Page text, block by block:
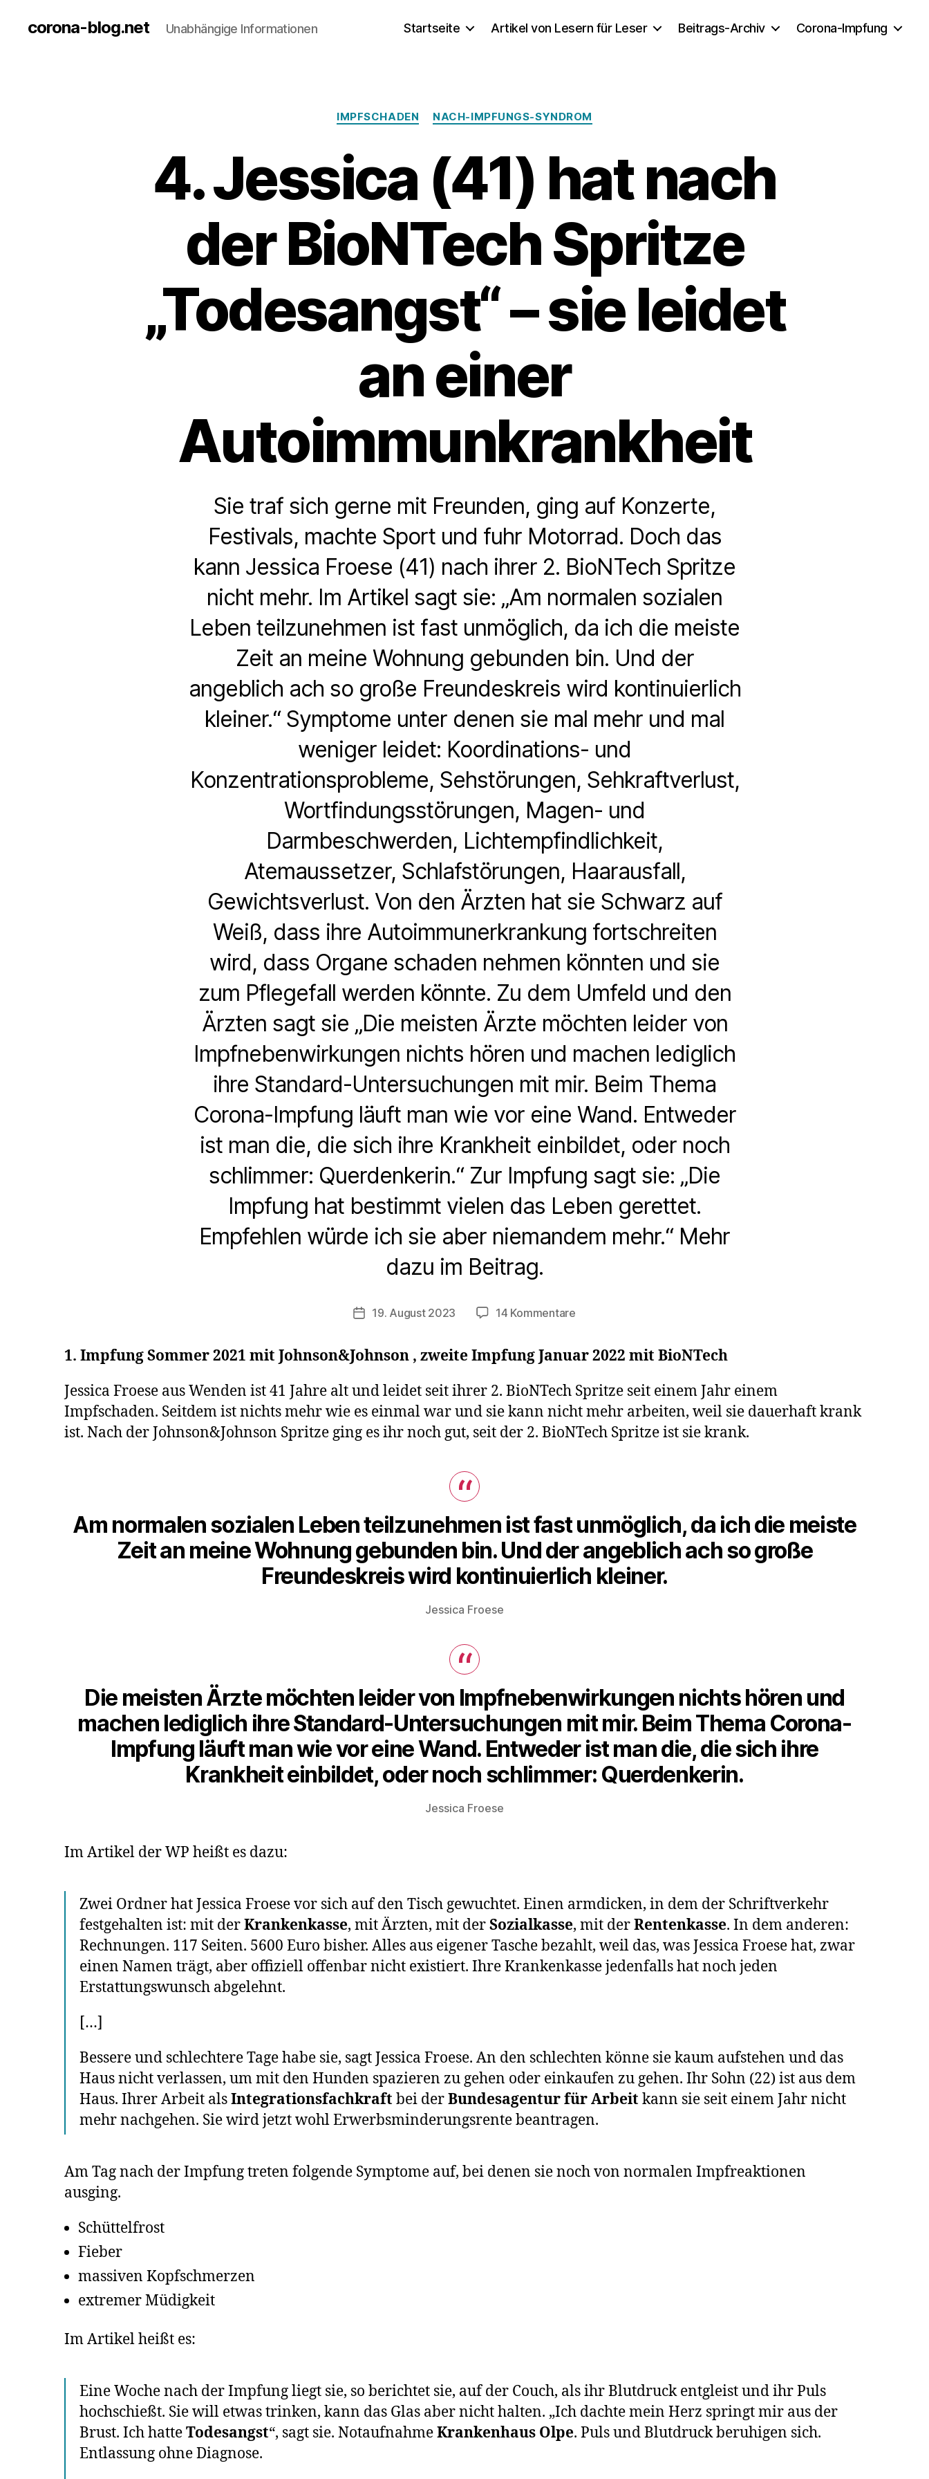
corona-blog.net Unabhängige Informationen Startseite Artikel von Lesern für Leser Beitrags-Archiv Corona-Impfung
Kategorien
IMPFSCHADEN NACH-IMPFUNGS-SYNDROM
4. Jessica (41) hat nach
der BioNTech Spritze
„Todesangst“ – sie leidet
an einer
Autoimmunkrankheit
Sie traf sich gerne mit Freunden, ging auf Konzerte,
Festivals, machte Sport und fuhr Motorrad. Doch das
kann Jessica Froese (41) nach ihrer 2. BioNTech Spritze
nicht mehr. Im Artikel sagt sie: „Am normalen sozialen
Leben teilzunehmen ist fast unmöglich, da ich die meiste
Zeit an meine Wohnung gebunden bin. Und der
angeblich ach so große Freundeskreis wird kontinuierlich
kleiner.“ Symptome unter denen sie mal mehr und mal
weniger leidet: Koordinations- und
Konzentrationsprobleme, Sehstörungen, Sehkraftverlust,
Wortfindungsstörungen, Magen- und
Darmbeschwerden, Lichtempfindlichkeit,
Atemaussetzer, Schlafstörungen, Haarausfall,
Gewichtsverlust. Von den Ärzten hat sie Schwarz auf
Weiß, dass ihre Autoimmunerkrankung fortschreiten
wird, dass Organe schaden nehmen könnten und sie
zum Pflegefall werden könnte. Zu dem Umfeld und den
Ärzten sagt sie „Die meisten Ärzte möchten leider von
Impfnebenwirkungen nichts hören und machen lediglich
ihre Standard-Untersuchungen mit mir. Beim Thema
Corona-Impfung läuft man wie vor eine Wand. Entweder
ist man die, die sich ihre Krankheit einbildet, oder noch
schlimmer: Querdenkerin.“ Zur Impfung sagt sie: „Die
Impfung hat bestimmt vielen das Leben gerettet.
Empfehlen würde ich sie aber niemandem mehr.“ Mehr
dazu im Beitrag.
Veröffentlichungsdatum
19. August 2023 14 Kommentarezu
(41)
nach
der
BioNTech
an
einer
Autoimmunkrankheit
1. Impfung Sommer 2021 mit Johnson&Johnson , zweite Impfung Januar 2022 mit BioNTech
Jessica Froese aus Wenden ist 41 Jahre alt und leidet seit ihrer 2. BioNTech Spritze seit einem Jahr einem
Impfschaden. Seitdem ist nichts mehr wie es einmal war und sie kann nicht mehr arbeiten, weil sie dauerhaft krank
ist. Nach der Johnson&Johnson Spritze ging es ihr noch gut, seit der 2. BioNTech Spritze ist sie krank.
Am normalen sozialen Leben teilzunehmen ist fast unmöglich, da ich die meiste
Zeit an meine Wohnung gebunden bin. Und der angeblich ach so große
Freundeskreis wird kontinuierlich kleiner.
Jessica Froese
Die meisten Ärzte möchten leider von Impfnebenwirkungen nichts hören und
machen lediglich ihre Standard-Untersuchungen mit mir. Beim Thema Corona-
Impfung läuft man wie vor eine Wand. Entweder ist man die, die sich ihre
Krankheit einbildet, oder noch schlimmer: Querdenkerin.
Jessica Froese
Im Artikel der WP heißt es dazu:
Zwei Ordner hat Jessica Froese vor sich auf den Tisch gewuchtet. Einen armdicken, in dem der Schriftverkehr
festgehalten ist: mit derKrankenkasse, mit Ärzten, mit derSozialkasse, mit derRentenkasse. In dem anderen:
Rechnungen. 117 Seiten. 5600 Euro bisher. Alles aus eigener Tasche bezahlt, weil das, was Jessica Froese hat, zwar
einen Namen trägt, aber offiziell offenbar nicht existiert. Ihre Krankenkasse jedenfalls hat noch jeden
Erstattungswunsch abgelehnt.
[…]
Bessere und schlechtere Tage habe sie, sagt Jessica Froese. An den schlechten könne sie kaum aufstehen und das
Haus nicht verlassen, um mit den Hunden spazieren zu gehen oder einkaufen zu gehen. Ihr Sohn (22) ist aus dem
Haus. Ihrer Arbeit alsIntegrationsfachkraft bei derBundesagentur für Arbeit kann sie seit einem Jahr nicht
mehr nachgehen. Sie wird jetzt wohl Erwerbsminderungsrente beantragen.
Am Tag nach der Impfung treten folgende Symptome auf, bei denen sie noch von normalen Impfreaktionen
ausging.
Schüttelfrost
Fieber
massiven Kopfschmerzen
extremer Müdigkeit
Im Artikel heißt es:
Eine Woche nach der Impfung liegt sie, so berichtet sie, auf der Couch, als ihr Blutdruck entgleist und ihr Puls
hochschießt. Sie will etwas trinken, kann das Glas aber nicht halten. „Ich dachte mein Herz springt mir aus der
Brust. Ich hatteTodesangst“, sagt sie. NotaufnahmeKrankenhaus Olpe. Puls und Blutdruck beruhigen sich.
Entlassung ohne Diagnose.